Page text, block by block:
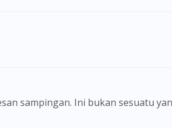
sampingan. Ini bukan sesuatu